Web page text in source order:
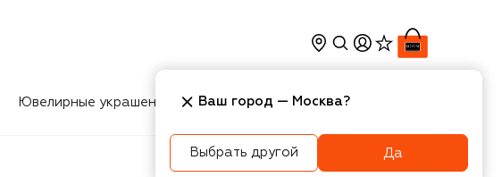
Ювелирные украшения Косметика Интерьер
Ваш город — Москва?
Выбрать другой Да